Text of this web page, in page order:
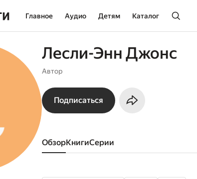
Главное Аудио Детям Каталог
Лесли-Энн Джонс
Автор
Подписаться
Обзор книги серии